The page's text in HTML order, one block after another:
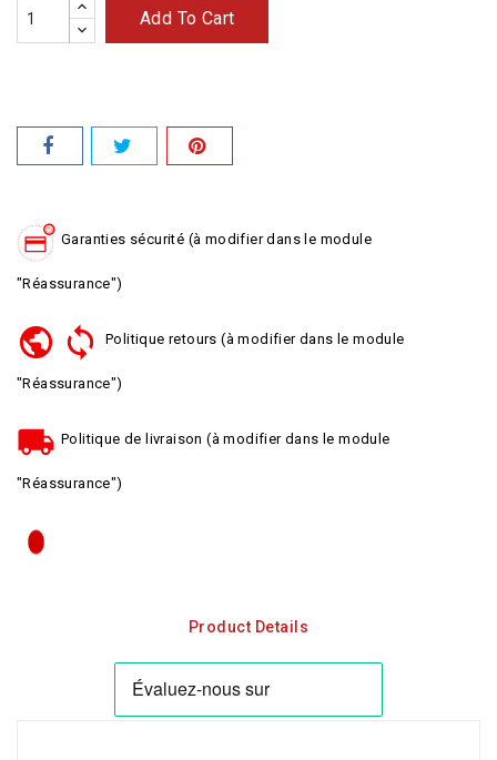
Add To Cart
Garanties sécurité (à modifier dans le module
"Réassurance")
Politique retours (à modifier dans le module
"Réassurance")
Politique de livraison (à modifier dans le module
"Réassurance")
Product Details